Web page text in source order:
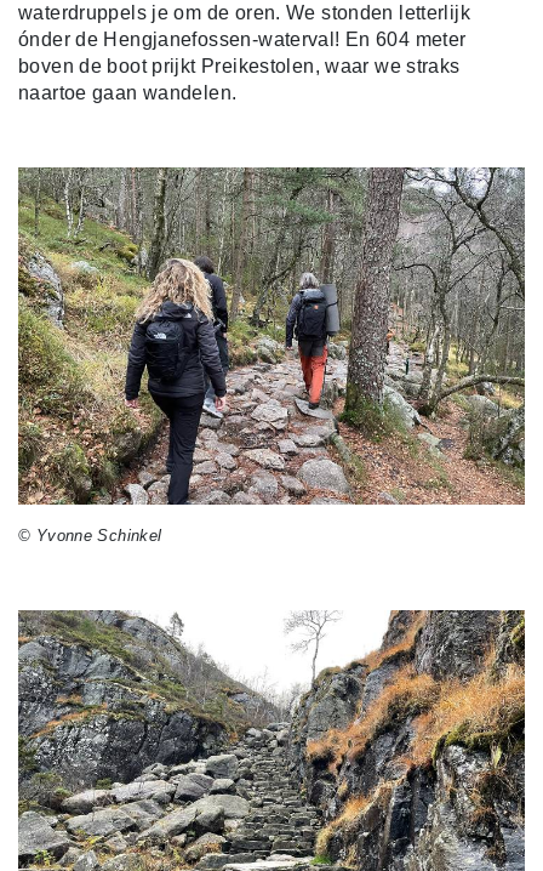
waterdruppels je om de oren. We stonden letterlijk
ónder de Hengjanefossen-waterval! En 604 meter
boven de boot prijkt Preikestolen, waar we straks
naartoe gaan wandelen.
© Yvonne Schinkel